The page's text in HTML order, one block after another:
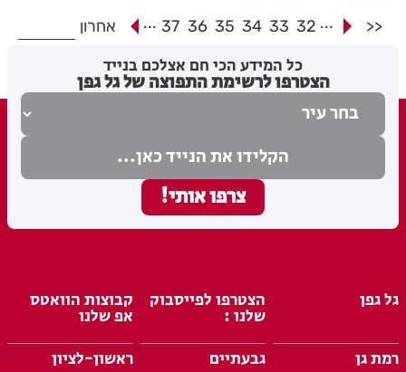
<<
...
32
33
34
35
36
37
... אחרון
כל המידע הכי חם אצלכם בנייד
הצטרפו לרשימת התפוצה של גל גפן
גל גפן הצטרפו לפייסבוק
שלנו :
קבוצות הוואטס
אפ שלנו
רמת גן
גבעתיים
ראשון-לציון